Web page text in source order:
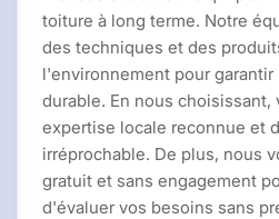
toiture à long terme. Notre
des techniques et des
l'environnement pour
durable. En nous
expertise locale reconnue et
irréprochable. De plus, nous
gratuit et sans engagement
d'évaluer vos besoins sans